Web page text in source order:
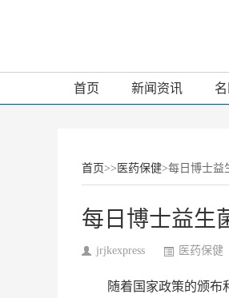
首页 新闻资讯
首页>> 医药保健>每日博士益
每日博士益生
jrjkexpress 医药保健
随着国家政策的颁布